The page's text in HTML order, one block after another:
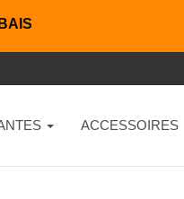
ACCESSOIRES